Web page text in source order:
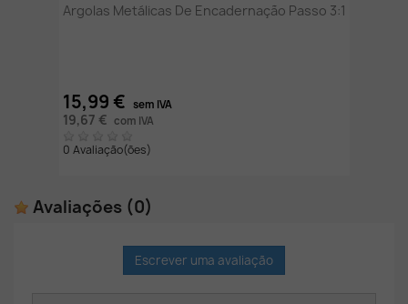
Argolas Metálicas De Encadernação Passo 3:1
15,99 € sem IVA
19,67 € com IVA
0 Avaliação(ões)
Avaliações (0)
Escrever uma avaliação